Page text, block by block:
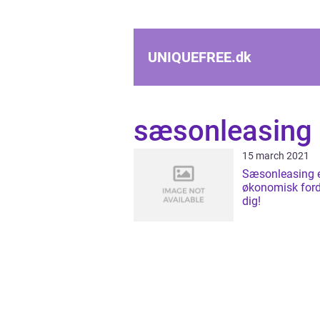
UNIQUEFREE.dk
sæsonleasing
15 march 2021
Sæsonleasing
økonomisk
dig!